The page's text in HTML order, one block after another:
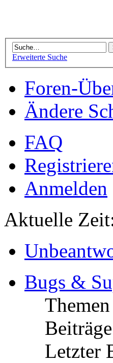
Erweiterte Suche
Foren-
Ändere
FAQ
Anmelden
Aktuelle
Bugs &
Themen
Beiträge
Letzter